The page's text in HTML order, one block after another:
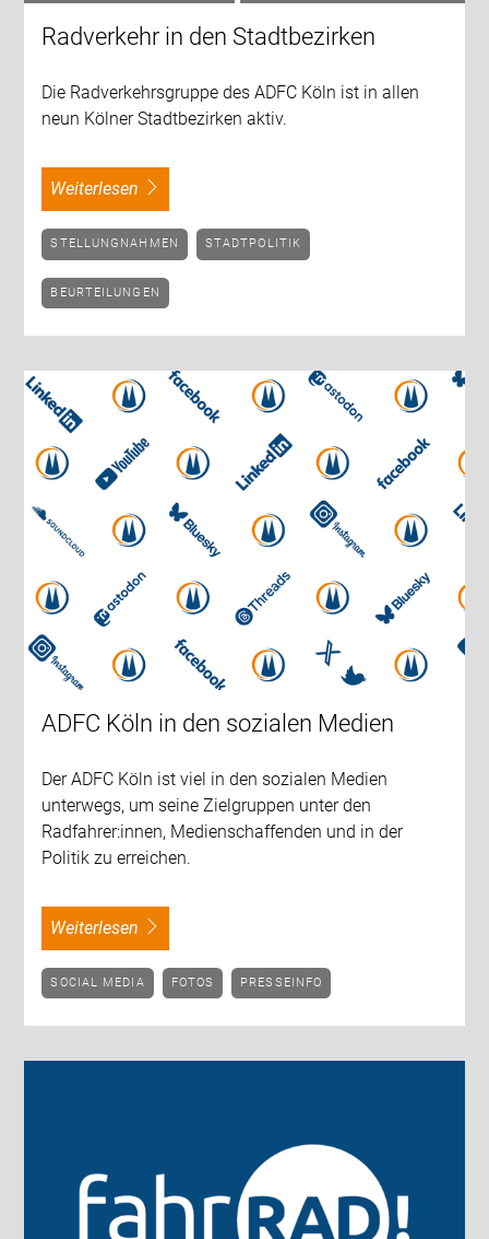
Radverkehr in den Stadtbezirken
Die Radverkehrsgruppe des ADFC Köln ist in allen
neun Kölner Stadtbezirken aktiv.
weiterlesen
STELLUNGNAHMEN STADTPOLITIK
BEURTEILUNGEN
ADFC Köln in den sozialen Medien
Der ADFC Köln ist viel in den sozialen Medien
unterwegs, um seine Zielgruppen unter den
Radfahrer:innen, Medienschaffenden und in der
Politik zu erreichen.
weiterlesen
SOCIAL MEDIA FOTOS PRESSEINFO